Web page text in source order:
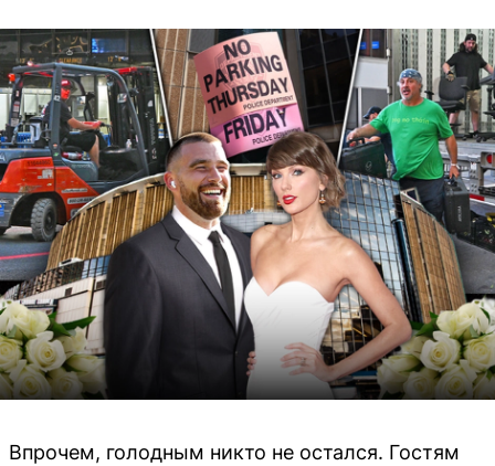
Впрочем, голодным никто не остался. Гостям